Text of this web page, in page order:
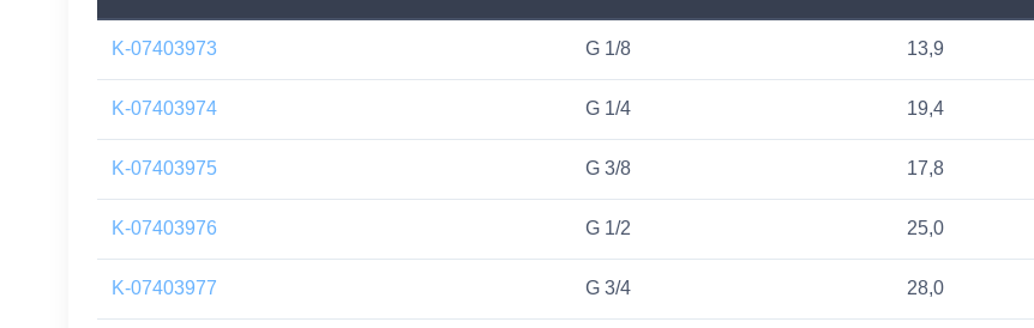
K-07403973 G 1/8 13,9
K-07403974 G 1/4 19,4
K-07403975 G 3/8 17,8
K-07403976 G 1/2 25,0
K-07403977 G 3/4 28,0